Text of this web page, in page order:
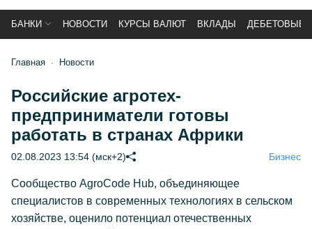
БАНКИ НОВОСТИ КУРСЫ ВАЛЮТ ВКЛАДЫ ДЕБЕТОВЫЕ
Главная Новости
Российские агротех-
предприниматели готовы
работать в странах Африки
02.08.2023 13:54 (мск+2) Бизнес
Сообщество AgroCode Hub, объединяющее
специалистов в современных технологиях в сельском
хозяйстве, оценило потенциал отечественных